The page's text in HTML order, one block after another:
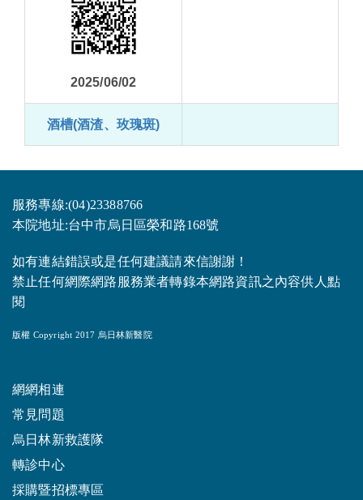
2025/06/02
酒槽(酒渣、玫瑰斑)
服務專線:(04)23388766
本院地址:台中市烏日區榮和路168號
如有連結錯誤或是任何建議請來信謝謝！
禁止任何網際網路服務業者轉錄本網路資訊之內容供人點
閱
版權 Copyright 2017 烏日林新醫院
網網相連
常見問題
烏日林新救護隊
轉診中心
採購暨招標專區